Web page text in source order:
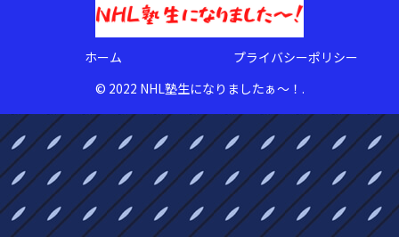
ホーム
プライバシーポリシー
© 2022 NHL塾生になりましたぁ〜！.